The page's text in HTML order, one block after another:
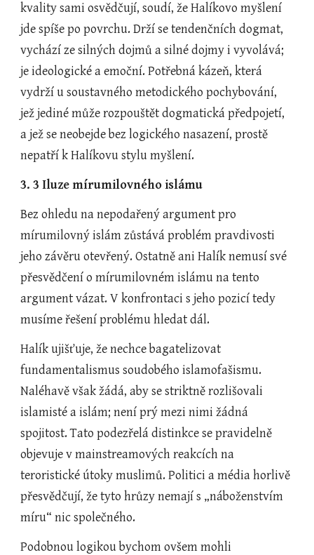
kvality sami osvědčují, soudí, že Halíkovo myšlení
jde spíše po povrchu. Drží se tendenčních dogmat,
vychází ze silných dojmů a silné dojmy i vyvolává;
je ideologické a emoční. Potřebná kázeň, která
vydrží u soustavného metodického pochybování,
jež jediné může rozpouštět dogmatická předpojetí,
a jež se neobejde bez logického nasazení, prostě
nepatří k Halíkovu stylu myšlení.
3. 3 Iluze mírumilovného islámu
Bez ohledu na nepodařený argument pro
mírumilovný islám zůstává problém pravdivosti
jeho závěru otevřený. Ostatně ani Halík nemusí své
přesvědčení o mírumilovném islámu na tento
argument vázat. V konfrontaci s jeho pozicí tedy
musíme řešení problému hledat dál.
Halík ujišťuje, že nechce bagatelizovat
fundamentalismus soudobého islamofašismu.
Naléhavě však žádá, aby se striktně rozlišovali
islamisté a islám; není prý mezi nimi žádná
spojitost. Tato podezřelá distinkce se pravidelně
objevuje v mainstreamových reakcích na
teroristické útoky muslimů. Politici a média horlivě
přesvědčují, že tyto hrůzy nemají s „náboženstvím
míru“ nic společného.
Podobnou logikou bychom ovšem mohli